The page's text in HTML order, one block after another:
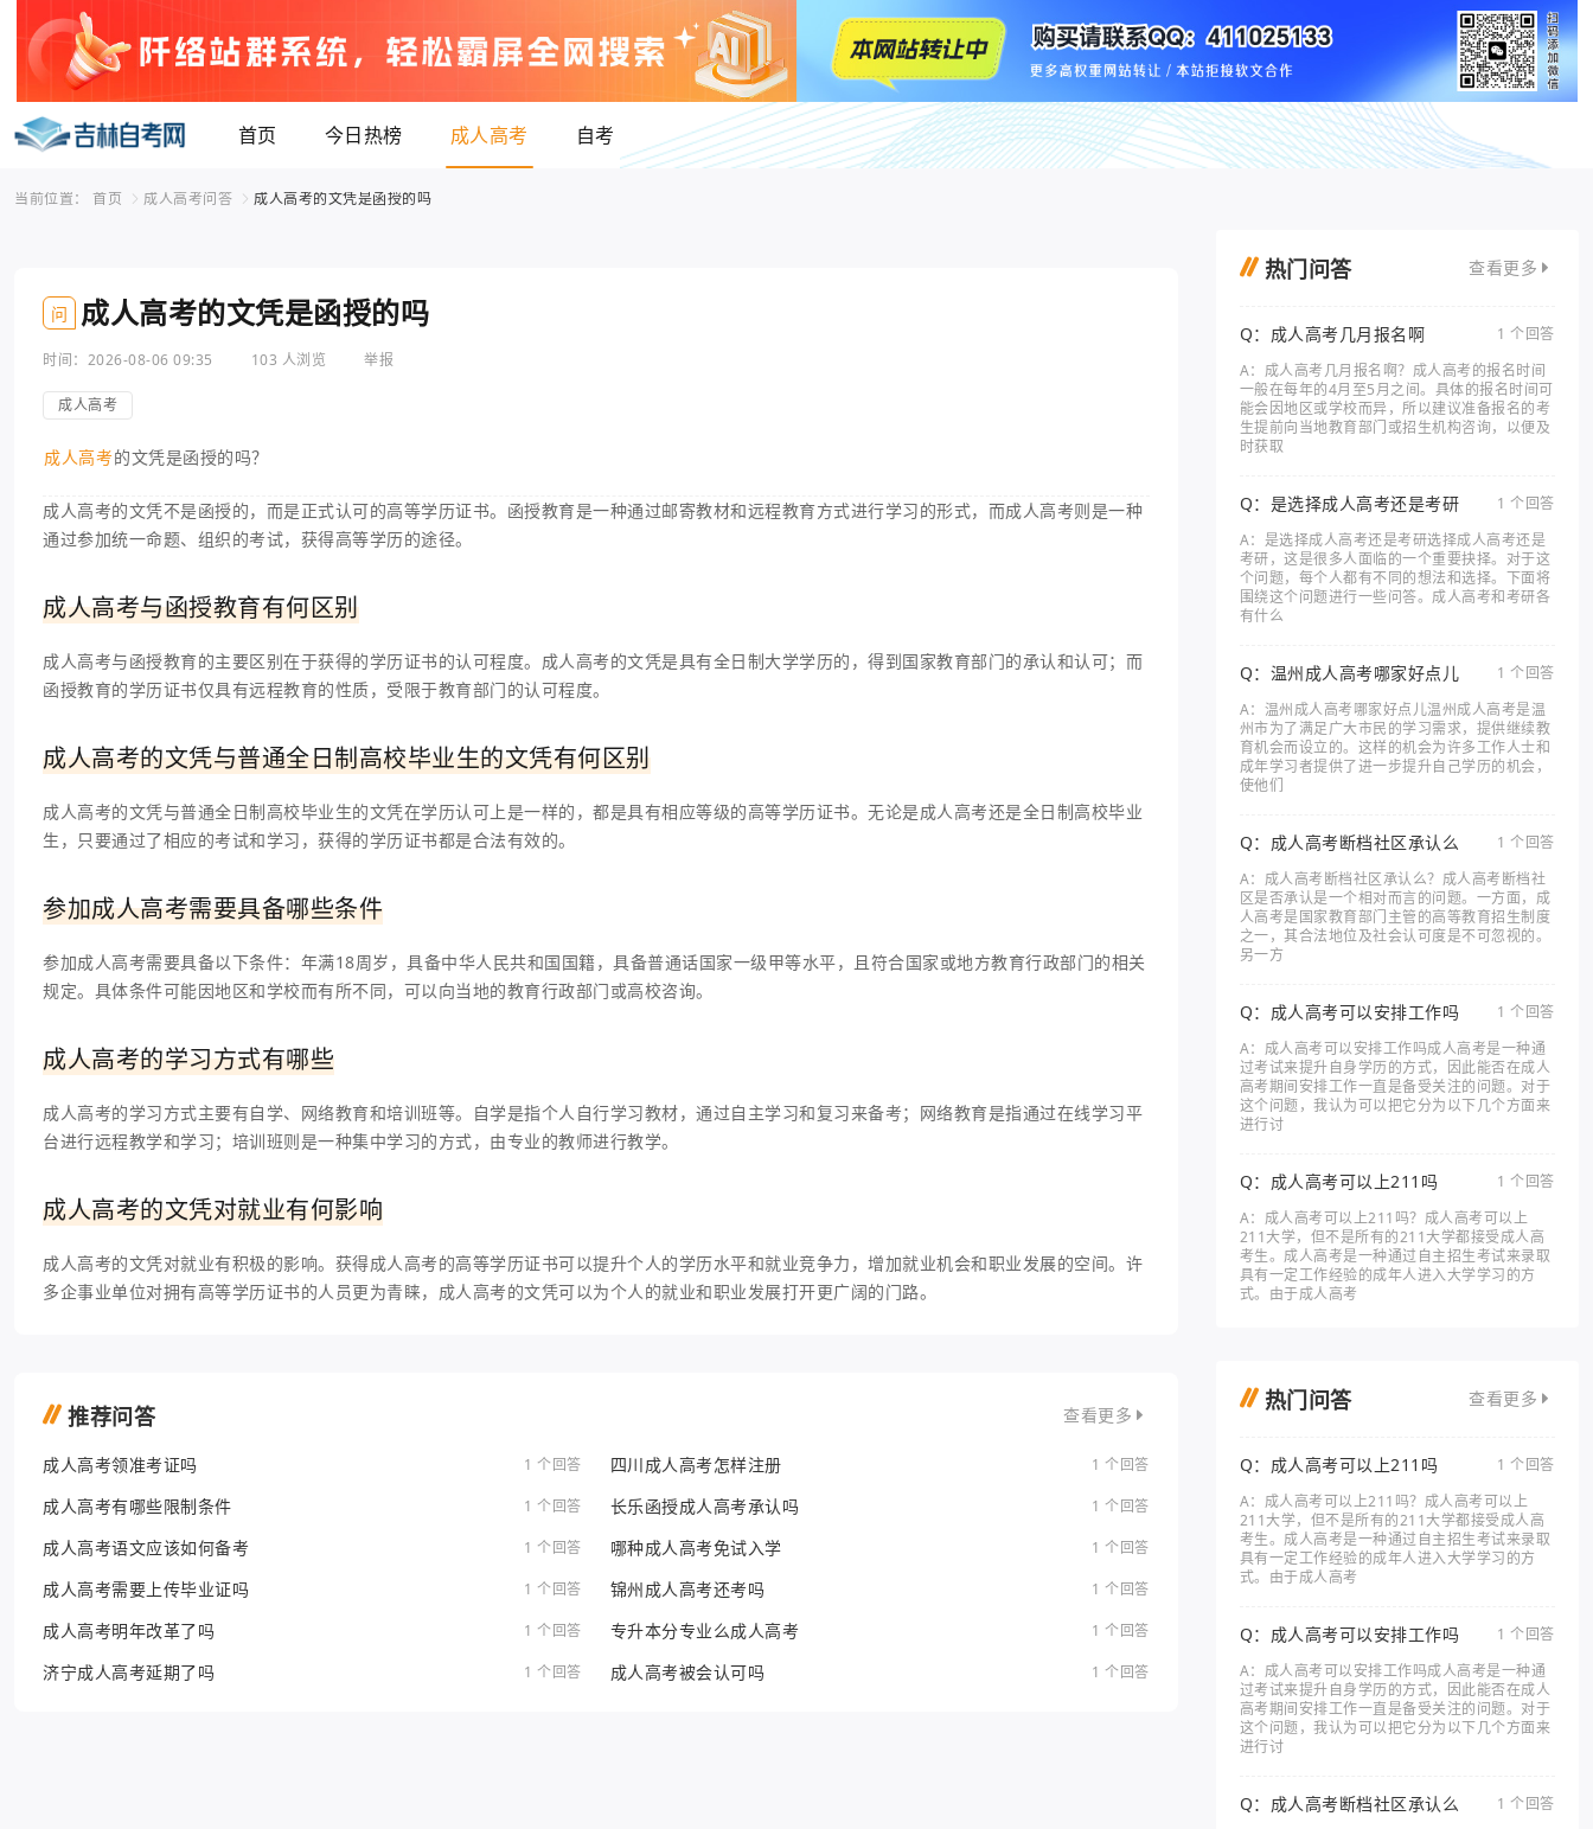
首页 今日热榜 成人高考 自考
当前位置： 首页 成人高考问答 成人高考的文凭是函授的吗
问 成人高考的文凭是函授的吗
时间：2026-08-06 09:35 103 人浏览 举报
成人高考
成人高考的文凭是函授的吗？
成人高考的文凭不是函授的，而是正式认可的高等学历证书。函授教育是一种通过邮寄教材和远程教育方式进行学习的形式，而成人高考则是一种
通过参加统一命题、组织的考试，获得高等学历的途径。
成人高考与函授教育有何区别
成人高考与函授教育的主要区别在于获得的学历证书的认可程度。成人高考的文凭是具有全日制大学学历的，得到国家教育部门的承认和认可；而
函授教育的学历证书仅具有远程教育的性质，受限于教育部门的认可程度。
成人高考的文凭与普通全日制高校毕业生的文凭有何区别
成人高考的文凭与普通全日制高校毕业生的文凭在学历认可上是一样的，都是具有相应等级的高等学历证书。无论是成人高考还是全日制高校毕业
生，只要通过了相应的考试和学习，获得的学历证书都是合法有效的。
参加成人高考需要具备哪些条件
参加成人高考需要具备以下条件：年满18周岁，具备中华人民共和国国籍，具备普通话国家一级甲等水平，且符合国家或地方教育行政部门的相关
规定。具体条件可能因地区和学校而有所不同，可以向当地的教育行政部门或高校咨询。
成人高考的学习方式有哪些
成人高考的学习方式主要有自学、网络教育和培训班等。自学是指个人自行学习教材，通过自主学习和复习来备考；网络教育是指通过在线学习平
台进行远程教学和学习；培训班则是一种集中学习的方式，由专业的教师进行教学。
成人高考的文凭对就业有何影响
成人高考的文凭对就业有积极的影响。获得成人高考的高等学历证书可以提升个人的学历水平和就业竞争力，增加就业机会和职业发展的空间。许
多企事业单位对拥有高等学历证书的人员更为青睐，成人高考的文凭可以为个人的就业和职业发展打开更广阔的门路。
推荐问答 查看更多
成人高考领准考证吗 1 个回答 四川成人高考怎样注册 1 个回答
成人高考有哪些限制条件 1 个回答 长乐函授成人高考承认吗 1 个回答
成人高考语文应该如何备考 1 个回答 哪种成人高考免试入学 1 个回答
成人高考需要上传毕业证吗 1 个回答 锦州成人高考还考吗 1 个回答
成人高考明年改革了吗 1 个回答 专升本分专业么成人高考 1 个回答
济宁成人高考延期了吗 1 个回答 成人高考被会认可吗 1 个回答
热门问答 查看更多
Q：成人高考几月报名啊
1 个回答
A：成人高考几月报名啊？成人高考的报名时间
一般在每年的4月至5月之间。具体的报名时间可
能会因地区或学校而异，所以建议准备报名的考
生提前向当地教育部门或招生机构咨询，以便及
时获取
Q：是选择成人高考还是考研
1 个回答
A：是选择成人高考还是考研选择成人高考还是
考研，这是很多人面临的一个重要抉择。对于这
个问题，每个人都有不同的想法和选择。下面将
围绕这个问题进行一些问答。成人高考和考研各
有什么
Q：温州成人高考哪家好点儿
1 个回答
A：温州成人高考哪家好点儿温州成人高考是温
州市为了满足广大市民的学习需求，提供继续教
育机会而设立的。这样的机会为许多工作人士和
成年学习者提供了进一步提升自己学历的机会，
使他们
Q：成人高考断档社区承认么
1 个回答
A：成人高考断档社区承认么？成人高考断档社
区是否承认是一个相对而言的问题。一方面，成
人高考是国家教育部门主管的高等教育招生制度
之一，其合法地位及社会认可度是不可忽视的。
另一方
Q：成人高考可以安排工作吗
1 个回答
A：成人高考可以安排工作吗成人高考是一种通
过考试来提升自身学历的方式，因此能否在成人
高考期间安排工作一直是备受关注的问题。对于
这个问题，我认为可以把它分为以下几个方面来
进行讨
Q：成人高考可以上211吗
1 个回答
A：成人高考可以上211吗？成人高考可以上
211大学，但不是所有的211大学都接受成人高
考生。成人高考是一种通过自主招生考试来录取
具有一定工作经验的成年人进入大学学习的方
式。由于成人高考
热门问答 查看更多
Q：成人高考可以上211吗
1 个回答
A：成人高考可以上211吗？成人高考可以上
211大学，但不是所有的211大学都接受成人高
考生。成人高考是一种通过自主招生考试来录取
具有一定工作经验的成年人进入大学学习的方
式。由于成人高考
Q：成人高考可以安排工作吗
1 个回答
A：成人高考可以安排工作吗成人高考是一种通
过考试来提升自身学历的方式，因此能否在成人
高考期间安排工作一直是备受关注的问题。对于
这个问题，我认为可以把它分为以下几个方面来
进行讨
Q：成人高考断档社区承认么
1 个回答